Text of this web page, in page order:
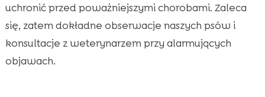
uchronić przed poważniejszymi chorobami. Zaleca
się, zatem dokładne obserwacje naszych psów i
konsultacje z weterynarzem przy alarmujących
objawach.